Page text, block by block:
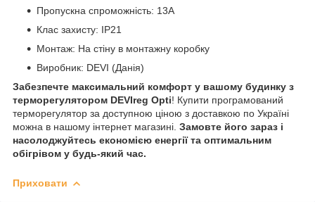
Пропускна спроможність: 13А
Клас захисту: IP21
Монтаж: На стіну в монтажну коробку
Виробник: DEVI (Данія)
Забезпечте максимальний комфорт у вашому будинку з
терморегулятором DEVIreg Opti! Купити програмований
терморегулятор за доступною ціною з доставкою по Україні
можна в нашому інтернет магазині. Замовте його зараз і
насолоджуйтесь економією енергії та оптимальним
обігрівом у будь-який час.
Приховати